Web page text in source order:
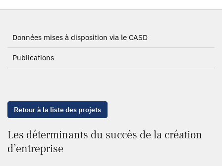
Données mises à disposition via le CASD
Publications
Retour à la liste des projets
Les déterminants du succès de la création
d’entreprise